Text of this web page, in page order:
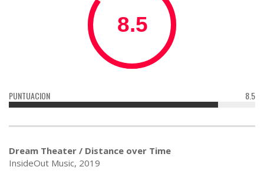
8.5
PUNTUACION
Dream Theater / Distance over Time
InsideOut Music, 2019